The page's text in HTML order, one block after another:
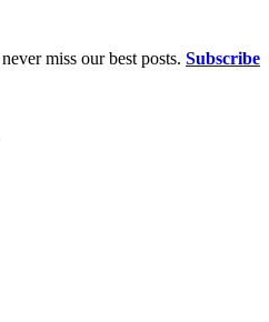
miss our best posts. Subscribe